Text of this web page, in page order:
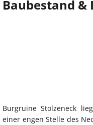
Baubestand &
Burgruine Stolzeneck
einer engen Stelle des